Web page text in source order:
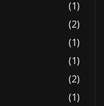
(1)
(2)
(1)
(1)
(2)
(1)